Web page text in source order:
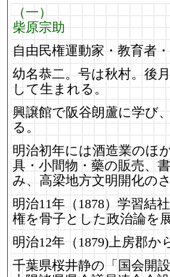
（一）
柴原宗助
自由民権運動家・教育者
幼名恭二。号は秋村。後
して生まれる。
興譲館で阪谷朗蘆に学び
る。
明治初年には酒造業のほ
具・小間物・藥の販売、
み、高梁地方文明開化の
明治11年（1878）学習結
権を骨子とした政治論を
明治12年（1879)上房郡
千葉県桜井静の「国会開